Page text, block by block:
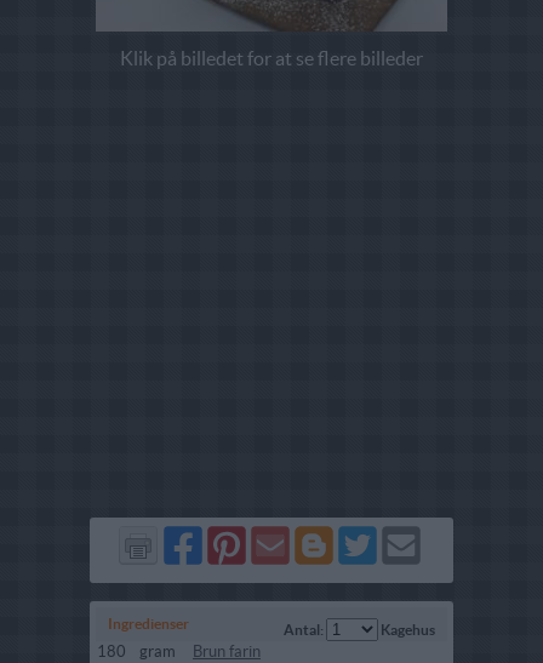
Klik på billedet for at se flere billeder
Del
på
Del
på
Send
via
Del
på
Del
på
Send
Ingredienser Antal: Kagehus
180 gram
Brun farin